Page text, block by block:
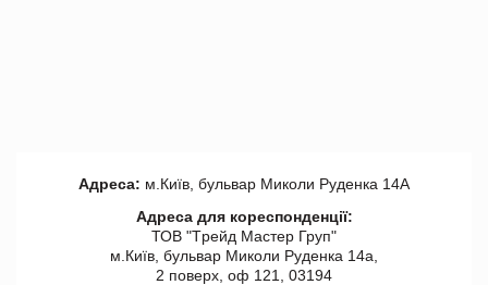
Адреса: м.Київ, бульвар Миколи Руденка 14А
Адреса для кореспонденції:
ТОВ "Tрейд Мастер Груп"
м.Київ, бульвар Миколи Руденка 14а,
2 поверх, оф 121, 03194